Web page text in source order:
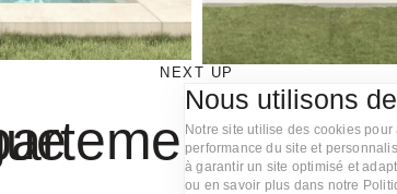
NEXT UP
Nous utilisons
Notre site utilise des cookies
performance du site et
à garantir un site optimisé et
ou en savoir plus dans notre